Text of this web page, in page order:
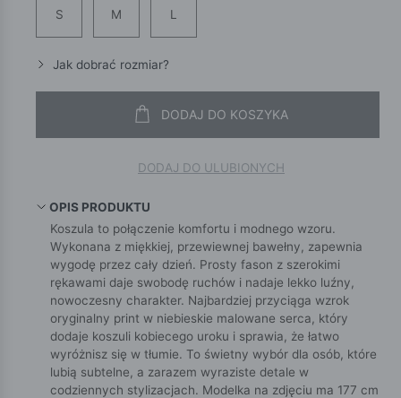
S M L
Jak dobrać rozmiar?
DODAJ DO KOSZYKA
DODAJ DO ULUBIONYCH
OPIS PRODUKTU
Koszula to połączenie komfortu i modnego wzoru.
Wykonana z miękkiej, przewiewnej bawełny, zapewnia
wygodę przez cały dzień. Prosty fason z szerokimi
rękawami daje swobodę ruchów i nadaje lekko luźny,
nowoczesny charakter. Najbardziej przyciąga wzrok
oryginalny print w niebieskie malowane serca, który
dodaje koszuli kobiecego uroku i sprawia, że łatwo
wyróżnisz się w tłumie. To świetny wybór dla osób, które
lubią subtelne, a zarazem wyraziste detale w
codziennych stylizacjach. Modelka na zdjęciu ma 177 cm